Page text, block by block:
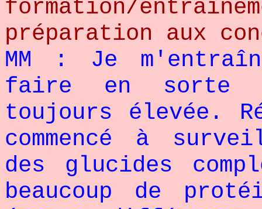
formation/
préparation aux
MM : Je
faire en sorte
toujours élevée.
commencé à
des glucides
beaucoup de